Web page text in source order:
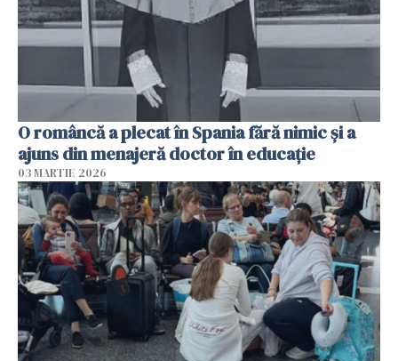
O româncă a plecat în Spania fără nimic și a
ajuns din menajeră doctor în educație
03 MARTIE 2026